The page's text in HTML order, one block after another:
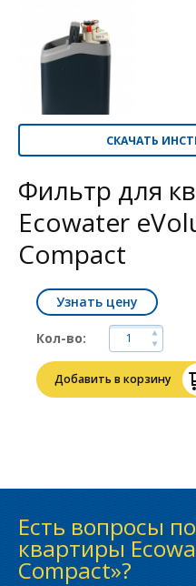
СКАЧАТЬ
Фильтр для
Ecowater
Compact
Узнать цену
Кол-во:
Добавить в корзину
Есть вопросы
квартиры
Compact»?